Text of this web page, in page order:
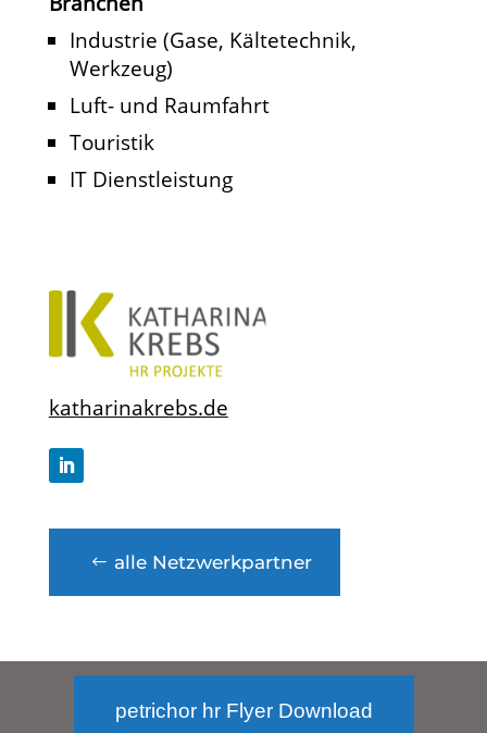
Industrie (Gase, Kältetechnik,
Werkzeug) ​
Luft- und Raumfahrt ​
Touristik ​
IT Dienstleistung
katharinakrebs.de
alle Netzwerkpartner
petrichor hr Flyer Download